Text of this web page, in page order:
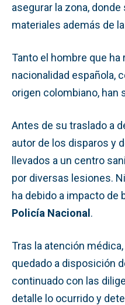
asegurar la zona,
materiales además de
Tanto el hombre que ha
nacionalidad española,
origen colombiano, han
Antes de su traslado a
autor de los disparos y
llevados a un centro
por diversas lesiones.
ha debido a impacto de
Policía Nacional.
Tras la atención médica,
quedado a disposición
continuado con las
detalle lo ocurrido y